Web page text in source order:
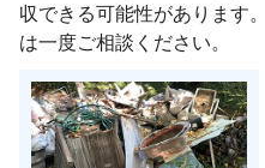
収できる可能性があります
は一度ご相談ください。